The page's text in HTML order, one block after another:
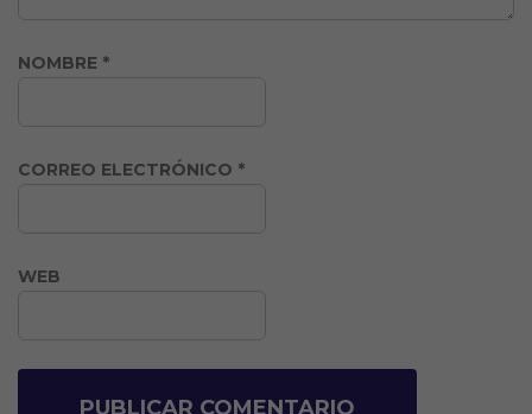
NOMBRE *
CORREO ELECTRÓNICO *
WEB